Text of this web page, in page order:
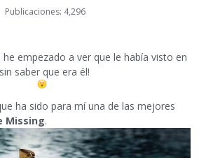
Publicaciones: 4,296
empezado a ver que le había visto en
saber que era él!
ha sido para mí una de las mejores
Missing.